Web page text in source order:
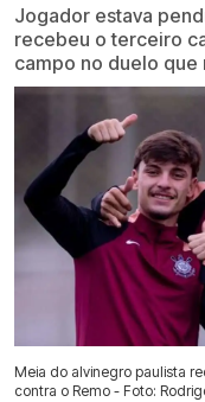
Jogador estava
recebeu o terceiro
campo no duelo
Meia do alvinegro paulista
contra o Remo - Foto: